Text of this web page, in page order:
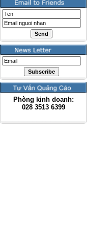
Phòng kinh doanh:
028 3513 6399